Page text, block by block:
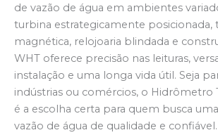
de vazão de água em ambientes
turbina estrategicamente posicionada,
magnética, relojoaria blindada e
WHT oferece precisão nas leituras,
instalação e uma longa vida útil. Seja
indústrias ou comércios, o Hidrômetro
é a escolha certa para quem busca
vazão de água de qualidade e confiável.